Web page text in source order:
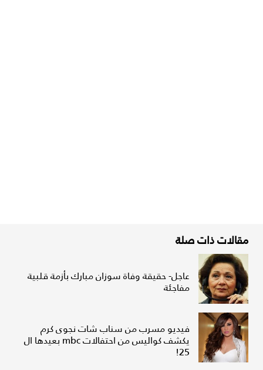
مقالات ذات صلة
عاجل- حقيقة وفاة سوزان مبارك بأزمة قلبية
مفاجئة
فيديو مسرب من سناب شات نجوى كرم
يكشف كواليس من احتفالات mbc بعيدها ال
25!